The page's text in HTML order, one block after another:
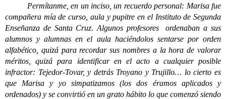
Permítanme, en un inciso, un recuerdo personal: Marisa fue
compañera mía de curso, aula y pupitre en el Instituto de Segunda
Enseñanza de Santa Cruz. Algunos profesores ordenaban a sus
alumnos y alumnas en el aula haciéndolos sentarse por orden
alfabético, quizá para recordar sus nombres a la hora de valorar
méritos, quizá para identificar en el acto a cualquier posible
infractor: Tejedor-Tovar, y detrás Troyano y Trujillo… lo cierto es
que Marisa y yo simpatizamos (los dos éramos aplicados y
ordenados) y se convirtió en un grato hábito lo que comenzó siendo